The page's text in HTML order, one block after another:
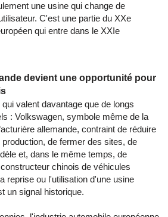
une usine qui change de
C'est une partie du XXe
qui entre dans le XXIe
devient une opportunité pour
valent davantage que de longs
: Volkswagen, symbole même de la
allemande, contraint de réduire
de fermer des sites, de
et, dans le même temps, de
chinois de véhicules
reprise ou l'utilisation d'une usine
un signal historique.